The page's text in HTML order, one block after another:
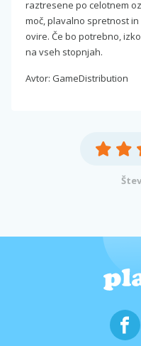
raztresene po celotnem
moč, plavalno spretnost
ovire. Če bo potrebno,
na vseh stopnjah.
Avtor: GameDistribution